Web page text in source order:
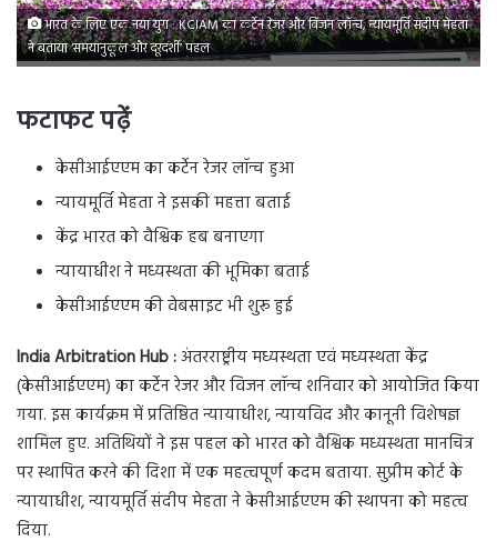
भारत के लिए एक नया युग : KCIAM का कर्टेन रेजर और विजन लॉन्च, न्यायमूर्ति संदीप मेहता
ने बताया ‘समयानुकूल और दूरदर्शी’ पहल
फटाफट पढ़ें
केसीआईएएम का कर्टेन रेजर लॉन्च हुआ
न्यायमूर्ति मेहता ने इसकी महत्ता बताई
केंद्र भारत को वैश्विक हब बनाएगा
न्यायाधीश ने मध्यस्थता की भूमिका बताई
केसीआईएएम की वेबसाइट भी शुरू हुई
India Arbitration Hub :अंतरराष्ट्रीय मध्यस्थता एवं मध्यस्थता केंद्र
(केसीआईएएम) का कर्टेन रेजर और विजन लॉन्च शनिवार को आयोजित किया
गया. इस कार्यक्रम में प्रतिष्ठित न्यायाधीश, न्यायविद और कानूनी विशेषज्ञ
शामिल हुए. अतिथियों ने इस पहल को भारत को वैश्विक मध्यस्थता मानचित्र
पर स्थापित करने की दिशा में एक महत्वपूर्ण कदम बताया. सुप्रीम कोर्ट के
न्यायाधीश, न्यायमूर्ति संदीप मेहता ने केसीआईएएम की स्थापना को महत्व
दिया.